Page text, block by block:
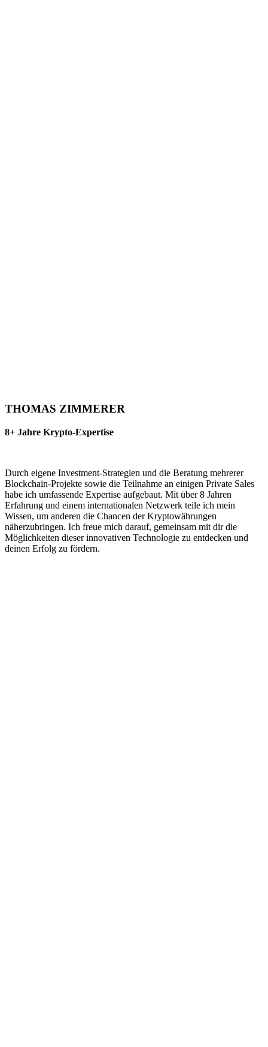
THOMAS ZIMMERER
8+ Jahre Krypto-Expertise
Durch eigene Investment-Strategien und die Beratung mehrerer
Blockchain-Projekte sowie die Teilnahme an einigen Private Sales
habe ich umfassende Expertise aufgebaut. Mit über 8 Jahren
Erfahrung und einem internationalen Netzwerk teile ich mein
Wissen, um anderen die Chancen der Kryptowährungen
näherzubringen. Ich freue mich darauf, gemeinsam mit dir die
Möglichkeiten dieser innovativen Technologie zu entdecken und
deinen Erfolg zu fördern.